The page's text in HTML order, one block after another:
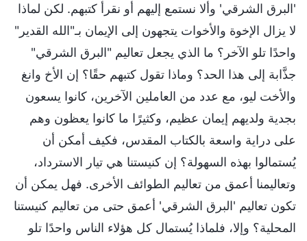
'البرق الشرقي' وألا نستمع إليهم أو نقرأ كتبهم. لكن لماذا
لا يزال الإخوة والأخوات يتجهون إلى الإيمان بـ"الله القدير"
واحدًا تلو الآخر؟ ما الذي يجعل تعاليم "البرق الشرقي"
جذَّابة إلى هذا الحد؟ وماذا تقول كتبهم حقًا؟ إن الأخ وانغ
والأخت ليو، مع عدد من العاملين الآخرين، كانوا يسعون
بجدية ولديهم إيمان عظيم، وكثيرًا ما كانوا يعظون وهم
على دراية واسعة بالكتاب المقدس، فكيف أمكن أن
يُستمالوا بهذه السهولة؟ إن كنيستنا هي تيار الاسترداد،
وتعاليمنا أعمق من تعاليم الطوائف الأخرى. فهل يمكن أن
تكون تعاليم 'البرق الشرقي' أعمق حتى من تعاليم كنيستنا
المحلية؟ وإلا، فلماذا يُستمال كل هؤلاء الناس واحدًا تلو